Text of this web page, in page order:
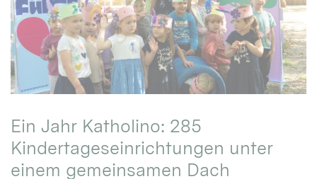
Ein Jahr Katholino: 285
Kindertageseinrichtungen unter
einem gemeinsamen Dach